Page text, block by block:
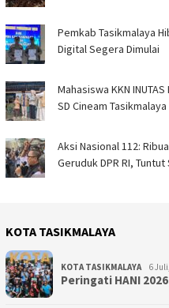
Pemkab Tasikmalaya
Digital Segera Dimulai
Mahasiswa KKN
SD Cineam Tasikmalaya
Aksi Nasional 112:
Geruduk DPR RI,
KOTA TASIKMALAYA
KOTA TASIKMALAYA 6
Peringati HANI